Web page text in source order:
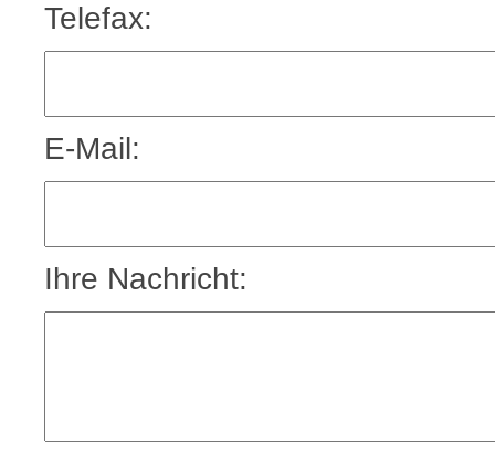
Telefax:
E-Mail:
Ihre Nachricht: